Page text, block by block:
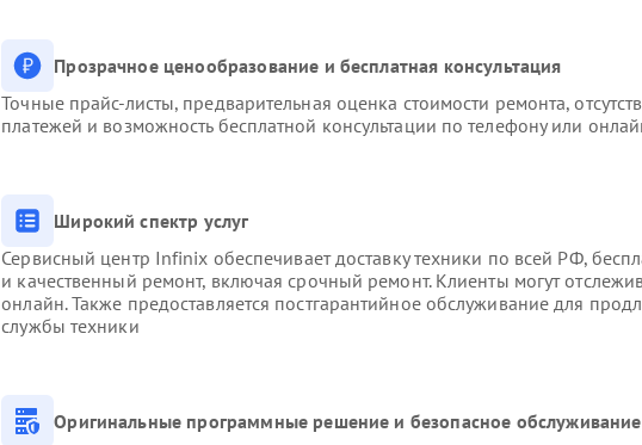
Прозрачное ценообразование и бесплатная консультация
Точные прайс-листы, предварительная оценка стоимости ремонта,
платежей и возможность бесплатной консультации по телефону или
Широкий спектр услуг
Сервисный центр Infinix обеспечивает доставку техники по всей РФ,
и качественный ремонт, включая срочный ремонт. Клиенты могут
онлайн. Также предоставляется постгарантийное обслуживание для
службы техники
Оригинальные программные решение и безопасное